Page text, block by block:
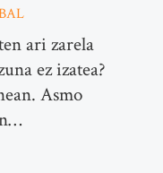
ari zarela
ez izatea?
Asmo